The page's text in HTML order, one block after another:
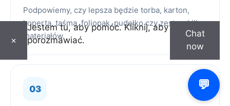
Podpowiemy, czy lepsza będzie torba, karton,
koperta, taśma, foliopak, pudełko czy zestaw kilku
materiałów.
×
Jestem tu, aby pomóc. Kliknij, aby
porozmawiać.
Chat
now